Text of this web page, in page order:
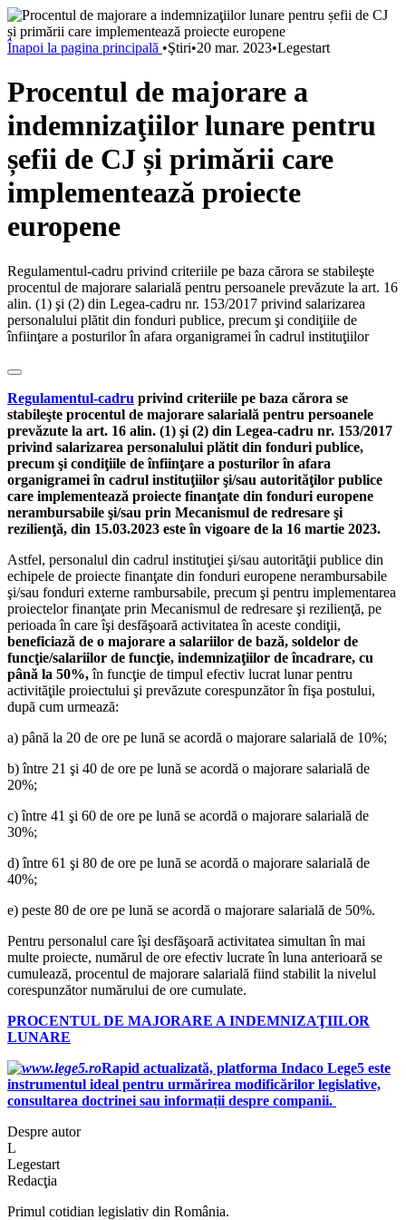
Înapoi la pagina principală •Ştiri•20 mar. 2023•Legestart
Procentul de majorare a
indemnizaţiilor lunare pentru
șefii de CJ și primării care
implementează proiecte
europene
Regulamentul-cadru privind criteriile pe baza cărora se stabileşte
procentul de majorare salarială pentru persoanele prevăzute la art. 16
alin. (1) şi (2) din Legea-cadru nr. 153/2017 privind salarizarea
personalului plătit din fonduri publice, precum şi condiţiile de
înfiinţare a posturilor în afara organigramei în cadrul instituţiilor
Regulamentul-cadru privind criteriile pe baza cărora se
stabileşte procentul de majorare salarială pentru persoanele
prevăzute la art. 16 alin. (1) şi (2) din Legea-cadru nr. 153/2017
privind salarizarea personalului plătit din fonduri publice,
precum şi condiţiile de înfiinţare a posturilor în afara
organigramei în cadrul instituţiilor şi/sau autorităţilor publice
care implementează proiecte finanţate din fonduri europene
nerambursabile şi/sau prin Mecanismul de redresare şi
rezilienţă, din 15.03.2023 este în vigoare de la 16 martie 2023.
Astfel, personalul din cadrul instituţiei şi/sau autorităţii publice din
echipele de proiecte finanţate din fonduri europene nerambursabile
şi/sau fonduri externe rambursabile, precum şi pentru implementarea
proiectelor finanţate prin Mecanismul de redresare şi rezilienţă, pe
perioada în care îşi desfăşoară activitatea în aceste condiţii,
beneficiază de o majorare a salariilor de bază, soldelor de
funcţie/salariilor de funcţie, indemnizaţiilor de încadrare, cu
până la 50%,în funcţie de timpul efectiv lucrat lunar pentru
activităţile proiectului şi prevăzute corespunzător în fişa postului,
după cum urmează:
a) până la 20 de ore pe lună se acordă o majorare salarială de 10%;
b) între 21 şi 40 de ore pe lună se acordă o majorare salarială de
20%;
c) între 41 şi 60 de ore pe lună se acordă o majorare salarială de
30%;
d) între 61 şi 80 de ore pe lună se acordă o majorare salarială de
40%;
e) peste 80 de ore pe lună se acordă o majorare salarială de 50%.
Pentru personalul care îşi desfăşoară activitatea simultan în mai
multe proiecte, numărul de ore efectiv lucrate în luna anterioară se
cumulează, procentul de majorare salarială fiind stabilit la nivelul
corespunzător numărului de ore cumulate.
PROCENTUL DE MAJORARE A INDEMNIZAŢIILOR
LUNARE
Rapid actualizată, platforma Indaco Lege5 este
instrumentul ideal pentru urmărirea modificărilor legislative,
consultarea doctrinei sau informații despre companii.
Despre autor
L
Legestart
Redacţia
Primul cotidian legislativ din România.